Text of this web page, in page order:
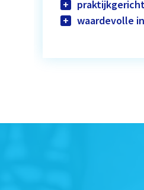
praktijkgericht
waardevolle